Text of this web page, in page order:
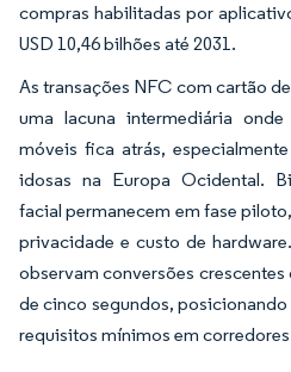
compras habilitadas por
USD 10,46 bilhões até 2031.
As transações NFC com cartão
uma lacuna intermediária
móveis fica atrás,
idosas na Europa Ocidental.
facial permanecem em fase
privacidade e custo de
observam conversões
de cinco segundos,
requisitos mínimos em